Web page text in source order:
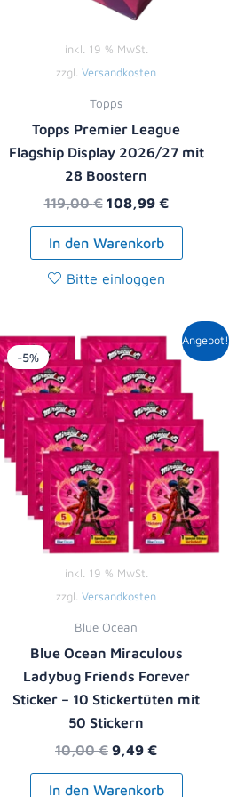
inkl. 19 % MwSt.
zzgl. Versandkosten
Topps
Topps Premier League
Flagship Display 2026/27 mit
28 Boostern
119,00€ 108,99 €
In den Warenkorb
Bitte einloggen
Angebot!
-5%
inkl. 19 % MwSt.
zzgl. Versandkosten
Blue Ocean
Blue Ocean Miraculous
Ladybug Friends Forever
Sticker – 10 Stickertüten mit
50 Stickern
10,00€
Ursprünglicher
Preis
war:
10,00 €
9,49 €
Aktueller
Preis
ist:
9,49 €.
In den Warenkorb